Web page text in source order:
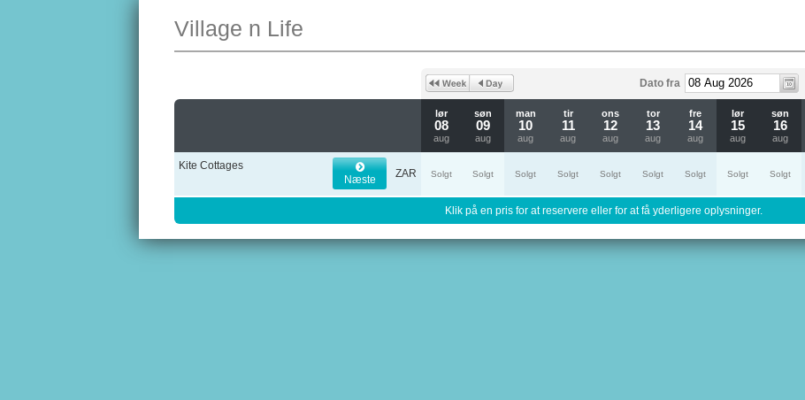
Village n Life
Dato fra
lør
08
aug
søn
09
aug
man
10
aug
tir
11
aug
ons
12
aug
tor
13
aug
fre
14
aug
lør
15
aug
søn
16
aug
Kite Cottages
Næste
ZAR Solgt Solgt Solgt Solgt Solgt Solgt Solgt Solgt Solgt
Klik på en pris for at reservere eller for at få yderligere oplysninger.